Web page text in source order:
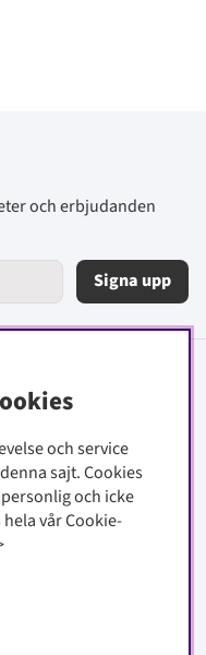
och erbjudanden
Signa upp
och service
sajt.Cookies
och icke
vår Cookie-